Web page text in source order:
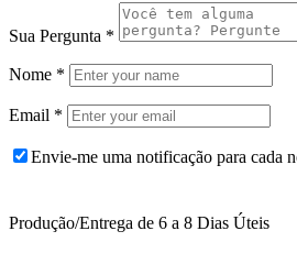
Sua Pergunta *
Nome *
Email *
Envie-me uma notificação para cada
Produção/Entrega de 6 a 8 Dias Úteis